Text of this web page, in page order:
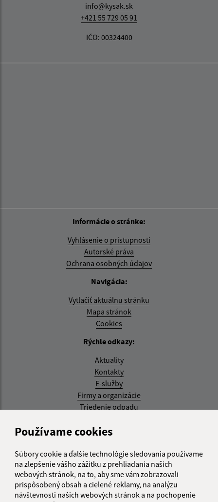
Používame cookies
Súbory cookie a ďalšie technológie sledovania používame
na zlepšenie vášho zážitku z prehliadania našich
webových stránok, na to, aby sme vám zobrazovali
prispôsobený obsah a cielené reklamy, na analýzu
návštevnosti našich webových stránok a na pochopenie
info@kysak.sk
+421 55 729 05 91
IČO: 00324400
Informácie o stránke:
Vyhlásenie o prístupnosti
Autorské práva
Ochrana osobných údajov
Navigácia:
Vytlačiť aktuálnu stránku
Mapa stránok
Cookies
Rýchle odkazy:
Aktuality
Kontakty
E-služby
Firmy a organizácie
Triedenie odpadu
Aktualizované:
RSS
Správca obsahu:
Správca obsahu je Obec Kysak.